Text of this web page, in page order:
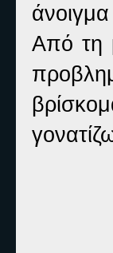
Από τη